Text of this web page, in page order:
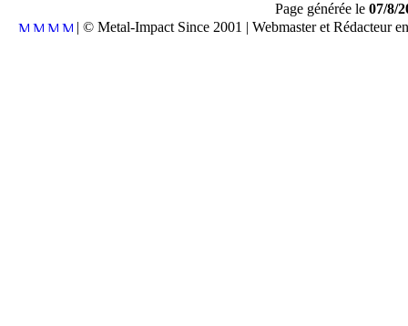
Page générée le 07/8/
| © Metal-Impact Since 2001 | Webmaster et Rédacteur